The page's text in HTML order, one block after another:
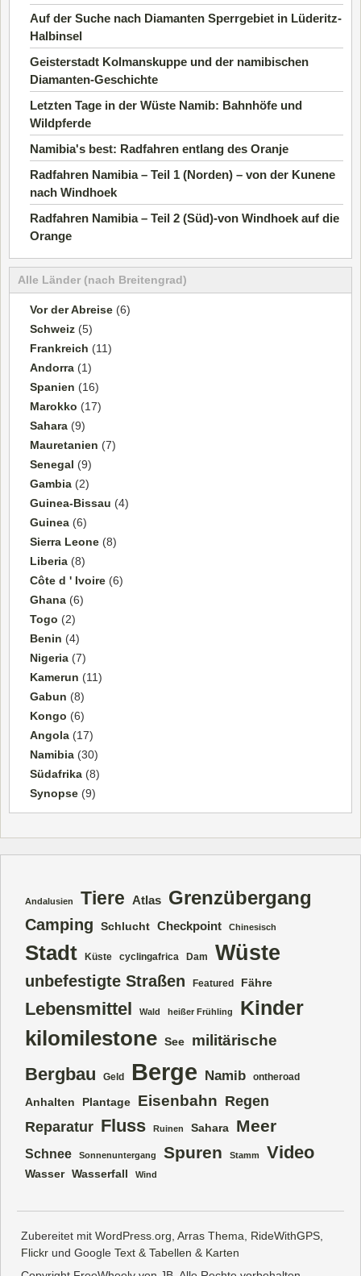
Auf der Suche nach Diamanten Sperrgebiet in Lüderitz-
Halbinsel
Geisterstadt Kolmanskuppe und der namibischen
Diamanten-Geschichte
Letzten Tage in der Wüste Namib: Bahnhöfe und
Wildpferde
Namibia's best: Radfahren entlang des Oranje
Radfahren Namibia – Teil 1 (Norden) – von der Kunene
nach Windhoek
Radfahren Namibia – Teil 2 (Süd)-von Windhoek auf die
Orange
Alle Länder (nach Breitengrad)
Vor der Abreise (6)
Schweiz (5)
Frankreich (11)
Andorra (1)
Spanien (16)
Marokko (17)
Sahara (9)
Mauretanien (7)
Senegal (9)
Gambia (2)
Guinea-Bissau (4)
Guinea (6)
Sierra Leone (8)
Liberia (8)
Côte d ' Ivoire (6)
Ghana (6)
Togo (2)
Benin (4)
Nigeria (7)
Kamerun (11)
Gabun (8)
Kongo (6)
Angola (17)
Namibia (30)
Südafrika (8)
Synopse (9)
Andalusien Tiere Atlas Grenzübergang
Camping Schlucht Checkpoint Chinesisch
Stadt Küste cyclingafrica Dam Wüste
unbefestigte Straßen Featured Fähre
Lebensmittel Wald heißer Frühling Kinder
kilomilestone See militärische
Bergbau Geld Berge Namib ontheroad
Anhalten Plantage Eisenbahn Regen
Reparatur Fluss Ruinen Sahara Meer
Schnee Sonnenuntergang Spuren Stamm Video
Wasser Wasserfall Wind
Zubereitet mit WordPress.org Arras Thema RideWithGPS
Flickr und Google Text & Tabellen & Karten